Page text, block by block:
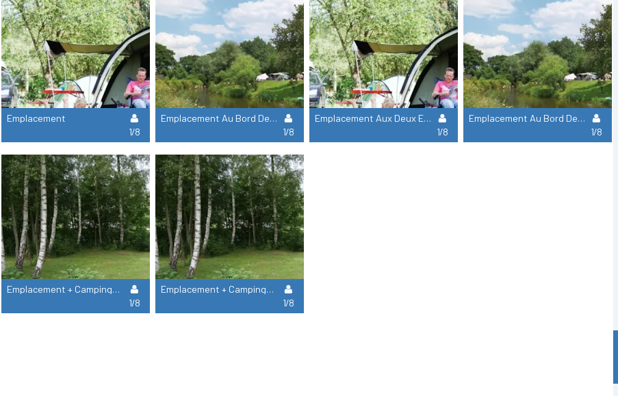
Emplacement
1/8
Emplacement Au Bord De La Rivière
1/8
Emplacement Aux Deux Eaux
1/8
Emplacement Au Bord De La Rivière Aux Deux Eaux
1/8
Emplacement + Camping-Car
1/8
Emplacement + Camping-Car Aux Deux Eaux
1/8